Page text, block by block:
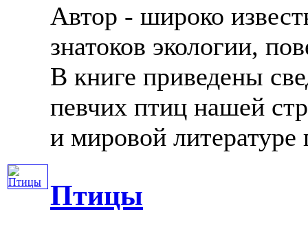
Автор - широко
знатоков экологии,
В книге приведены
певчих птиц нашей
и мировой литературе
Птицы